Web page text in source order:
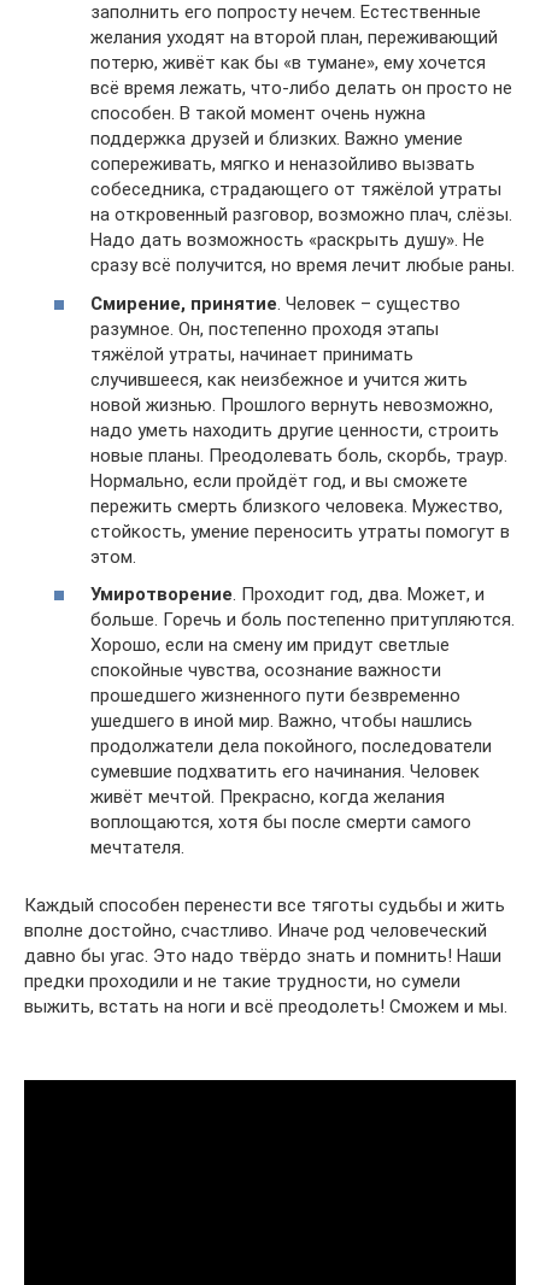
заполнить его попросту нечем. Естественные
желания уходят на второй план, переживающий
потерю, живёт как бы «в тумане», ему хочется
всё время лежать, что-либо делать он просто не
способен. В такой момент очень нужна
поддержка друзей и близких. Важно умение
сопереживать, мягко и неназойливо вызвать
собеседника, страдающего от тяжёлой утраты
на откровенный разговор, возможно плач, слёзы.
Надо дать возможность «раскрыть душу». Не
сразу всё получится, но время лечит любые раны.
Смирение, принятие . Человек – существо
разумное. Он, постепенно проходя этапы
тяжёлой утраты, начинает принимать
случившееся, как неизбежное и учится жить
новой жизнью. Прошлого вернуть невозможно,
надо уметь находить другие ценности, строить
новые планы. Преодолевать боль, скорбь, траур.
Нормально, если пройдёт год, и вы сможете
пережить смерть близкого человека. Мужество,
стойкость, умение переносить утраты помогут в
этом.
Умиротворение. Проходит год, два. Может, и
больше. Горечь и боль постепенно притупляются.
Хорошо, если на смену им придут светлые
спокойные чувства, осознание важности
прошедшего жизненного пути безвременно
ушедшего в иной мир. Важно, чтобы нашлись
продолжатели дела покойного, последователи
сумевшие подхватить его начинания. Человек
живёт мечтой. Прекрасно, когда желания
воплощаются, хотя бы после смерти самого
мечтателя.
Каждый способен перенести все тяготы судьбы и жить
вполне достойно, счастливо. Иначе род человеческий
давно бы угас. Это надо твёрдо знать и помнить! Наши
предки проходили и не такие трудности, но сумели
выжить, встать на ноги и всё преодолеть! Сможем и мы.